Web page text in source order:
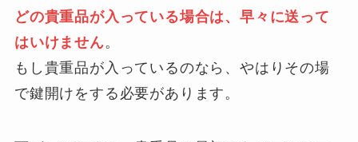
どの貴重品が入っている場合は、早々に送って
はいけません。
もし貴重品が入っているのなら、やはりその場
で鍵開けをする必要があります。